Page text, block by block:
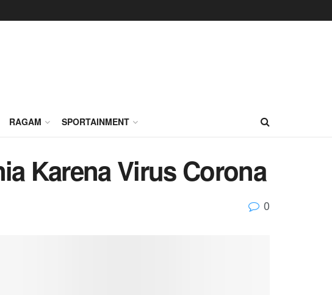
RAGAM SPORTAINMENT
Karena Virus Corona
0